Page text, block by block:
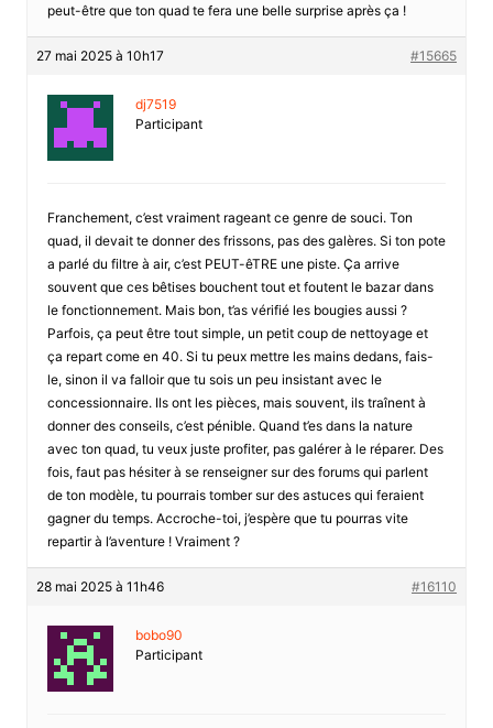
peut-être que ton quad te fera une belle surprise après ça !
27 mai 2025 à 10h17 #15665
dj7519
Participant
Franchement, c’est vraiment rageant ce genre de souci. Ton
quad, il devait te donner des frissons, pas des galères. Si ton pote
a parlé du filtre à air, c’est PEUT-êTRE une piste. Ça arrive
souvent que ces bêtises bouchent tout et foutent le bazar dans
le fonctionnement. Mais bon, t’as vérifié les bougies aussi ?
Parfois, ça peut être tout simple, un petit coup de nettoyage et
ça repart come en 40. Si tu peux mettre les mains dedans, fais-
le, sinon il va falloir que tu sois un peu insistant avec le
concessionnaire. Ils ont les pièces, mais souvent, ils traînent à
donner des conseils, c’est pénible. Quand t’es dans la nature
avec ton quad, tu veux juste profiter, pas galérer à le réparer. Des
fois, faut pas hésiter à se renseigner sur des forums qui parlent
de ton modèle, tu pourrais tomber sur des astuces qui feraient
gagner du temps. Accroche-toi, j’espère que tu pourras vite
repartir à l’aventure ! Vraiment ?
28 mai 2025 à 11h46 #16110
bobo90
Participant